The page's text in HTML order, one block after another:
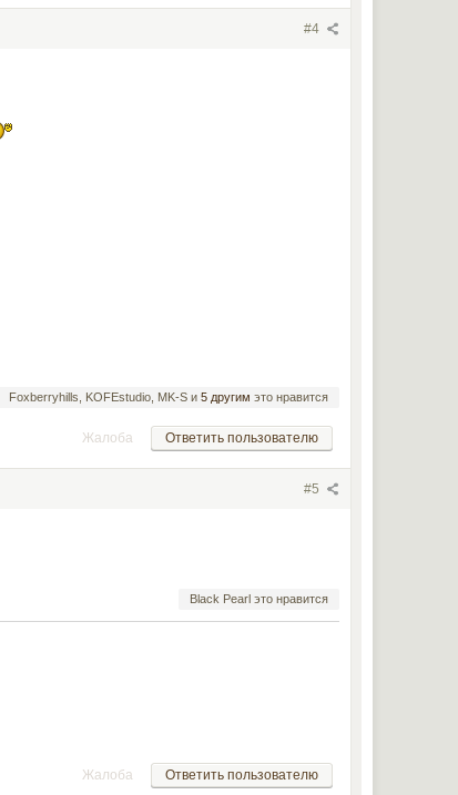
#4
Foxberryhills, KOFEstudio, MK-S и 5 другим это нравится
Ответить пользователю
Жалоба
#5
Black Pearl это нравится
Ответить пользователю
Жалоба